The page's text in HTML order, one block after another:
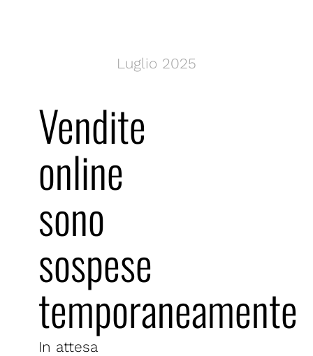
Luglio 2025
Vendite
online
sono
sospese
temporaneamente
In attesa